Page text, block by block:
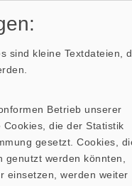
mehr im
sind kleine Textdateien,
Betrieb unserer
die der Statistik
gesetzt. Cookies,
werden könnten,
einsetzen, werden weiter